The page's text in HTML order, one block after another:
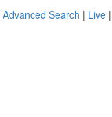
Advanced Search | Live |